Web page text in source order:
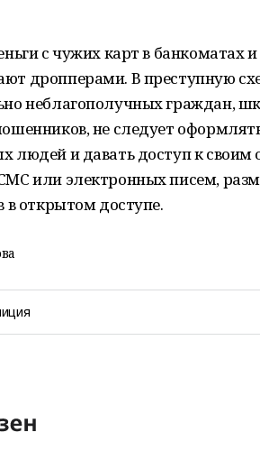
с чужих карт в банкоматах
дропперами. В преступную
неблагополучных граждан,
не следует
людей и давать доступ к
или электронных писем,
в открытом доступе.